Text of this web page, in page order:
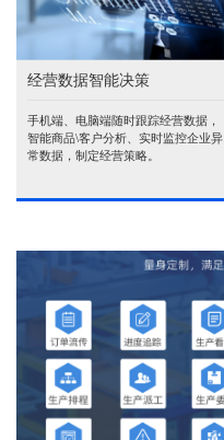
经营数据智能决策
手机端、电脑端随时跟踪经营数据，
智能商品\客户分析、实时监控企业异
常数据，制定经营策略。